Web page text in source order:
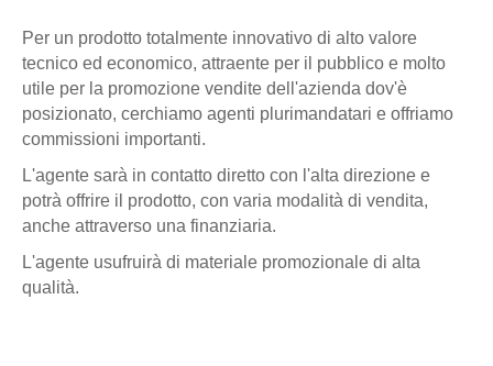
Per un prodotto totalmente innovativo di alto valore
tecnico ed economico, attraente per il pubblico e molto
utile per la promozione vendite dell'azienda dov'è
posizionato, cerchiamo agenti plurimandatari e offriamo
commissioni importanti.
L'agente sarà in contatto diretto con l'alta direzione e
potrà offrire il prodotto, con varia modalità di vendita,
anche attraverso una finanziaria.
L'agente usufruirà di materiale promozionale di alta
qualità.